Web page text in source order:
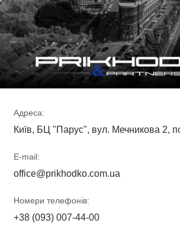
Адреса:
Київ, БЦ "Парус", вул. Мечникова 2,
E-mail:
office@prikhodko.com.ua
Номери телефонів:
+38 (093) 007-44-00